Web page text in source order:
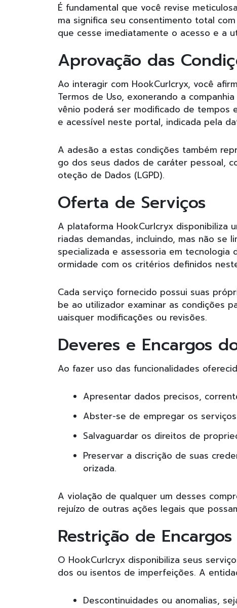
É fundamental que você revise
ma significa seu consentimento total
que cesse imediatamente o acesso e a
Aprovação das
Ao interagir com HookCurlcryx, você
Termos de Uso, exonerando a
vênio poderá ser modificado de tempos
e acessível neste portal, indicada pela
A adesão a estas condições também
go dos seus dados de caráter pessoal,
oteção de Dados (LGPD).
Oferta de Serviços
A plataforma HookCurlcryx disponibiliza
riadas demandas, incluindo, mas não
specializada e assessoria em
ormidade com os critérios definidos
Cada serviço fornecido possui suas
be ao utilizador examinar as condições
uaisquer modificações ou revisões.
Deveres e Encargos
Ao fazer uso das funcionalidades
Apresentar dados precisos,
Abster-se de empregar os
Salvaguardar os direitos de
Preservar a discrição de suas
orizada.
A violação de qualquer um desses
rejuízo de outras ações legais que
Restrição de Encargos
O HookCurlcryx disponibiliza seus
dos ou isentos de imperfeições. A
Descontinuidades ou anomalias,